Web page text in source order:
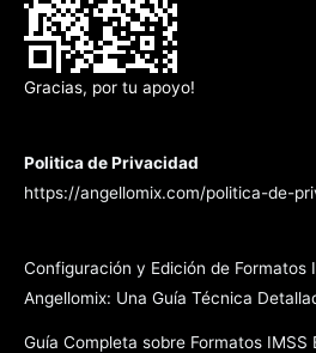
Gracias, por tu apoyo!
Politica de Privacidad
https://angellomix.com/politica-de-
Configuración y Edición de Formatos
Angellomix: Una Guía Técnica
Guía Completa sobre Formatos IMSS